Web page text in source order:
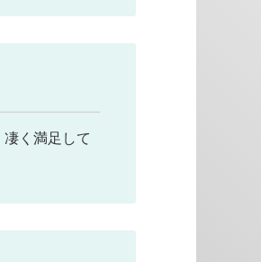
く満足して